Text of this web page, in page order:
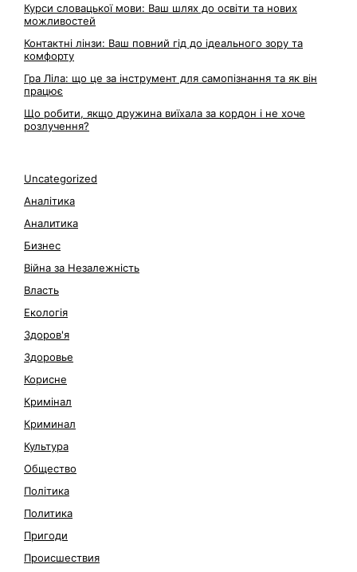
Курси словацької мови: Ваш шлях до освіти та нових
можливостей
Контактні лінзи: Ваш повний гід до ідеального зору та
комфорту
Гра Ліла: що це за інструмент для самопізнання та як він
працює
Що робити, якщо дружина виїхала за кордон і не хоче
розлучення?
Uncategorized
Аналітика
Аналитика
Бизнес
Війна за Незалежність
Власть
Екологія
Здоров'я
Здоровье
Корисне
Кримінал
Криминал
Культура
Общество
Політика
Политика
Пригоди
Происшествия